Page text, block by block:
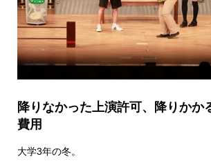
降りなかった上演許可、降りかか
費用
大学3年の冬。